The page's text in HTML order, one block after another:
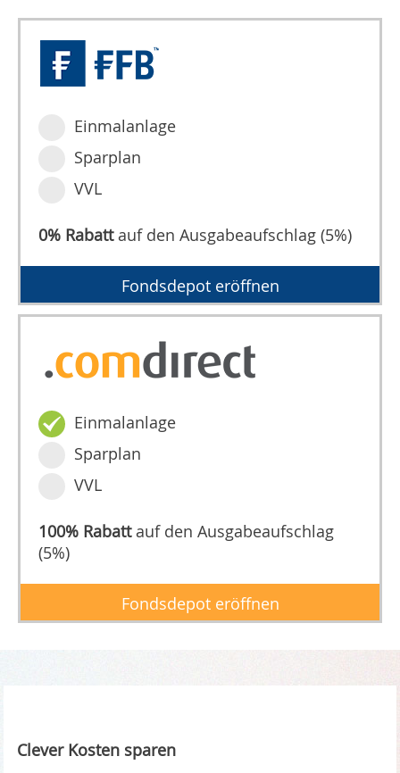
Einmalanlage
Sparplan
VVL
0% Rabattauf den Ausgabeaufschlag (5%)
Fondsdepot eröffnen
Einmalanlage
Sparplan
VVL
100% Rabattauf den Ausgabeaufschlag
(5%)
Fondsdepot eröffnen
Clever Kosten sparen